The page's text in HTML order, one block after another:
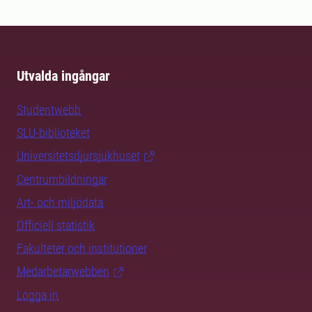
Utvalda ingångar
Studentwebb
SLU-biblioteket
Universitetsdjursjukhuset
Centrumbildningar
Art- och miljödata
Officiell statistik
Fakulteter och institutioner
Medarbetarwebben
Logga in